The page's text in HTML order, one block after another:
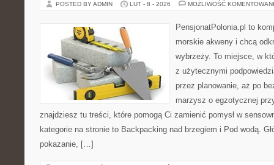
POSTED BY ADMIN LUT - 8 - 2026 MOŻLIWOŚĆ
PensjonatPolonia.pl to
morskie akweny i chcą
wybrzeży. To miejsce, w
z użytecznymi
przez planowanie, aż po
marzysz o egzotycznej
znajdziesz tu treści, które pomogą Ci zamienić pomysł w
kategorie na stronie to Backpacking nad brzegiem i Pod wodą.
pokazanie, […]